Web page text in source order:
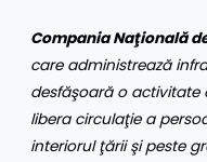
Compania Naţională de
care administrează
desfăşoară o activitate
libera circulaţie a
interiorul ţării şi peste